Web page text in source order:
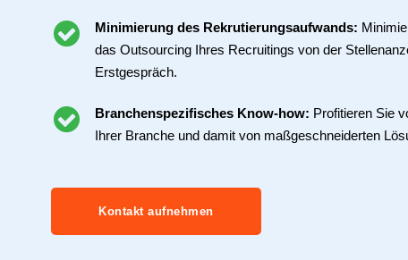
Minimierung des Rekrutierungsaufwands:
das Outsourcing Ihres Recruitings von der
Erstgespräch.
Branchenspezifisches Know-how: Profitieren Sie
Ihrer Branche und damit von maßgeschneiderten
Kontakt aufnehmen